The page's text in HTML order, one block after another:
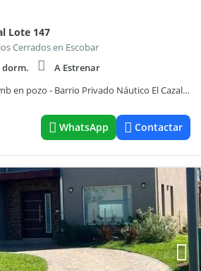
Lote 147
Cerrados en Escobar
dorm.
A Estrenar
Venta moderna Casa 4 amb en pozo - Barrio Privado Náutico El Cazal, Escobar
WhatsApp Contactar